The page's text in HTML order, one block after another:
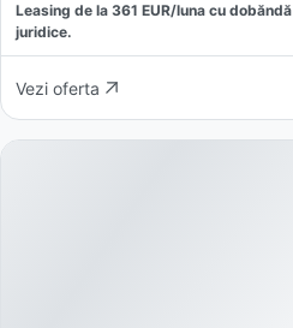
Leasing de la 361 EUR/luna cu dobăndă
juridice.
Vezi oferta